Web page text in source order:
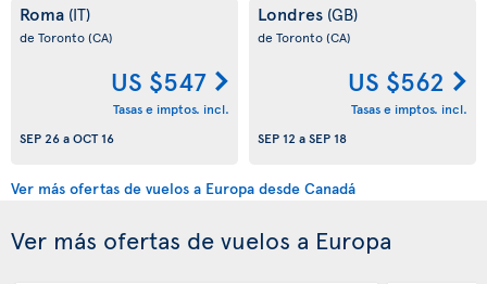
Roma (IT)
de Toronto(CA)
US $547
Tasas e imptos. incl.
SEP 26aOCT 16
Londres (GB)
de Toronto(CA)
US $562
Tasas e imptos. incl.
SEP 12 aSEP 18
Ver más ofertas de vuelos a Europa desde Canadá
Ver más ofertas de vuelos a Europa